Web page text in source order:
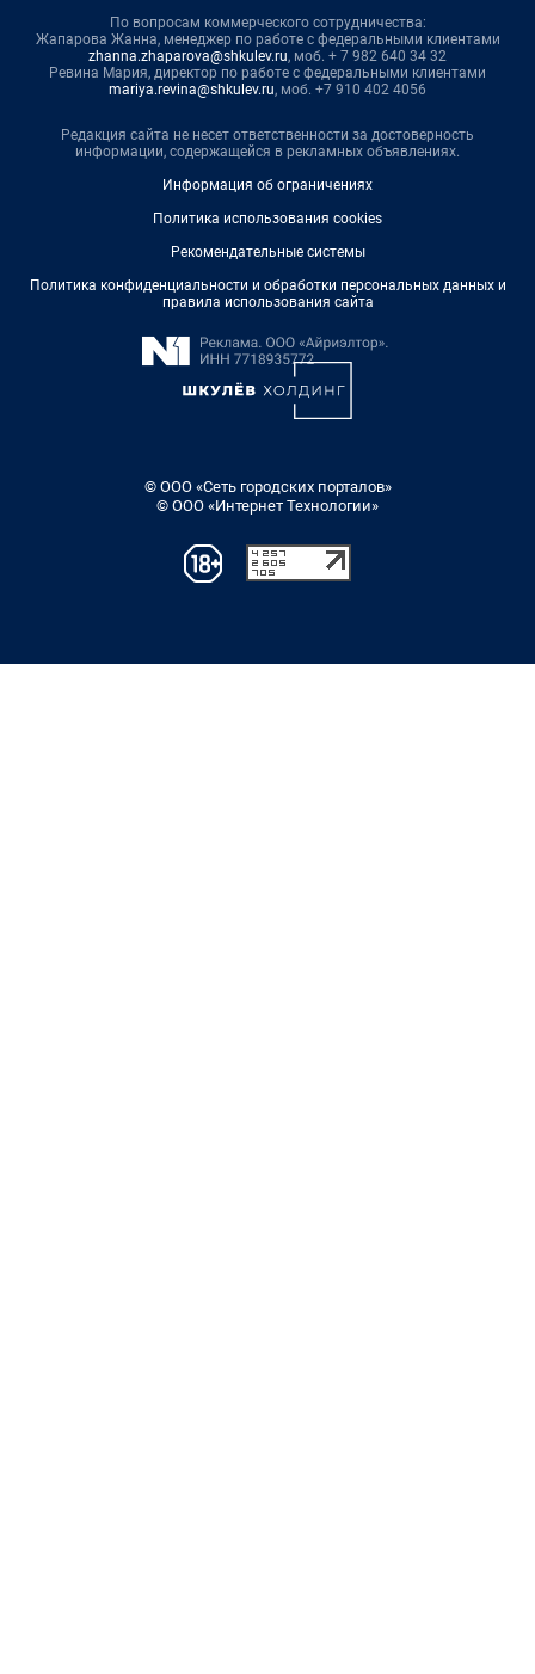
По вопросам коммерческого сотрудничества:
Жапарова Жанна, менеджер по работе с федеральными клиентами
zhanna.zhaparova@shkulev.ru, моб. + 7 982 640 34 32
Ревина Мария, директор по работе с федеральными клиентами
mariya.revina@shkulev.ru, моб. +7 910 402 4056
Редакция сайта не несет ответственности за достоверность
информации, содержащейся в рекламных объявлениях.
Информация об ограничениях
Политика использования cookies
Рекомендательные системы
Политика конфиденциальности и обработки персональных данных и
правила использования сайта
© ООО «Сеть городских порталов»
© ООО «Интернет Технологии»